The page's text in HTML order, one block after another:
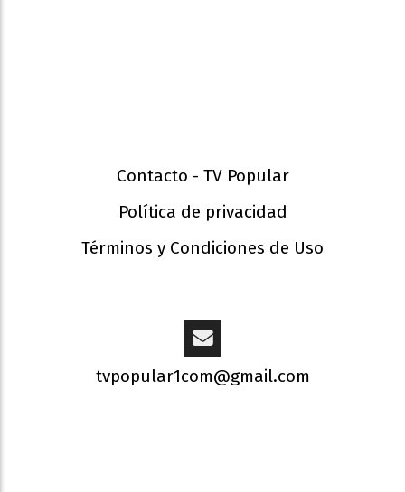
Contacto - TV Popular
Política de privacidad
Términos y Condiciones de Uso
tvpopular1com@gmail.com